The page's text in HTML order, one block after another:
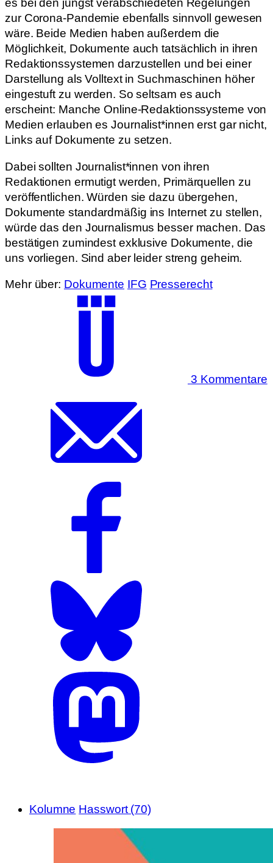
es bei den jüngst verabschiedeten Regelungen
zur Corona-Pandemie ebenfalls sinnvoll gewesen
wäre. Beide Medien haben außerdem die
Möglichkeit, Dokumente auch tatsächlich in ihren
Redaktionssystemen darzustellen und bei einer
Darstellung als Volltext in Suchmaschinen höher
eingestuft zu werden. So seltsam es auch
erscheint: Manche Online-Redaktionssysteme von
Medien erlauben es Journalist*innen erst gar nicht,
Links auf Dokumente zu setzen.
Dabei sollten Journalist*innen von ihren
Redaktionen ermutigt werden, Primärquellen zu
veröffentlichen. Würden sie dazu übergehen,
Dokumente standardmäßig ins Internet zu stellen,
würde das den Journalismus besser machen. Das
bestätigen zumindest exklusive Dokumente, die
uns vorliegen. Sind aber leider streng geheim.
Mehr über: Dokumente IFG Presserecht
3 Kommentare
Kolumne Hasswort (70)